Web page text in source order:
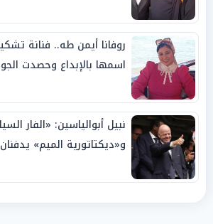
روفانا أيمن طه.. فنانة
اسمها بالإبداع وحصدت
نبيل أبوالياسين: «الفار
و«ديكتاتورية الميم»